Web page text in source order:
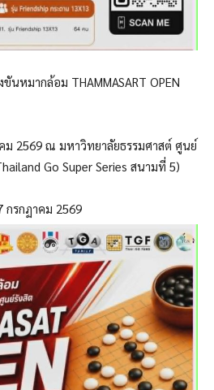
นหมากล้อม THAMMASART OPEN
ม 2569 ณ มหาวิทยาลัยธรรมศาสต์ ศูนย์
Go Super Series สนามที่ 5)
กรกฏาคม 2569